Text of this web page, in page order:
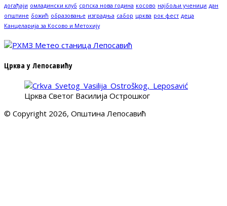
догађаји омладински клуб српска нова година косово најбољи ученици дан
општине божић образовање изградња сабор црква рок фест деца
Канцеларија за Косово и Метохију
Црква у Лепосавићу
Црква Светог Василија Острошког
© Copyright 2026, Општина Лепосавић